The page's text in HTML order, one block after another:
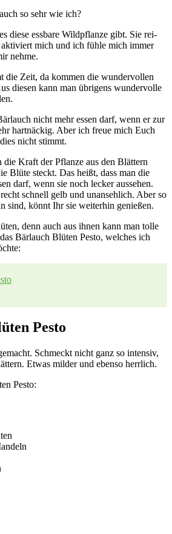
so sehr wie ich?
die­se ess­ba­re Wild­pflan­ze gibt. Sie rei­
mich und ich füh­le mich immer
nehme.
die Zeit, da kom­men die wun­der­vol­len
die­sen kann man übri­gens wun­der­vol­le
nicht mehr essen darf, wenn er zur
hart­nä­ckig. Aber ich freue mich Euch
nicht stimmt.
die Kraft der Pflan­ze aus den Blät­tern
Blü­te steckt. Das heißt, dass man die
darf, wenn sie noch lecker aus­se­hen.
schnell gelb und unan­seh­lich. Aber so
sind, könnt Ihr sie wei­ter­hin genießen.
denn auch aus ihnen kann man tol­le
Bär­lauch Blü­ten Pes­to, wel­ches ich
Pesto
Schmeckt nicht ganz so inten­siv,
Etwas mil­der und eben­so herrlich.
Pesto: